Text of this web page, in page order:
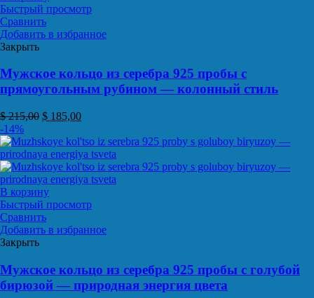
Быстрый просмотр
Сравнить
Добавить в избранное
Закрыть
Мужское кольцо из серебра 925 пробы с
прямоугольным рубином — колонный стиль
$215,00 $ 185,00
-14%
В корзину
Быстрый просмотр
Сравнить
Добавить в избранное
Закрыть
Мужское кольцо из серебра 925 пробы с голубой
бирюзой — природная энергия цвета